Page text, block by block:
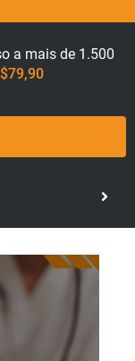
a mais de 1.500